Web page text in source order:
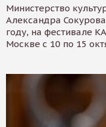
Министерство
Александра
году, на фестивале
Москве с 10 по 15